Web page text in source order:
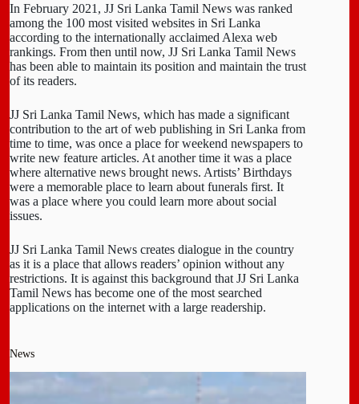
In February 2021, JJ Sri Lanka Tamil News was ranked
among the 100 most visited websites in Sri Lanka
according to the internationally acclaimed Alexa web
rankings. From then until now, JJ Sri Lanka Tamil News
has been able to maintain its position and maintain the trust
of its readers.
JJ Sri Lanka Tamil News, which has made a significant
contribution to the art of web publishing in Sri Lanka from
time to time, was once a place for weekend newspapers to
write new feature articles. At another time it was a place
where alternative news brought news. Artists’ Birthdays
were a memorable place to learn about funerals first. It
was a place where you could learn more about social
issues.
JJ Sri Lanka Tamil News creates dialogue in the country
as it is a place that allows readers’ opinion without any
restrictions. It is against this background that JJ Sri Lanka
Tamil News has become one of the most searched
applications on the internet with a large readership.
News